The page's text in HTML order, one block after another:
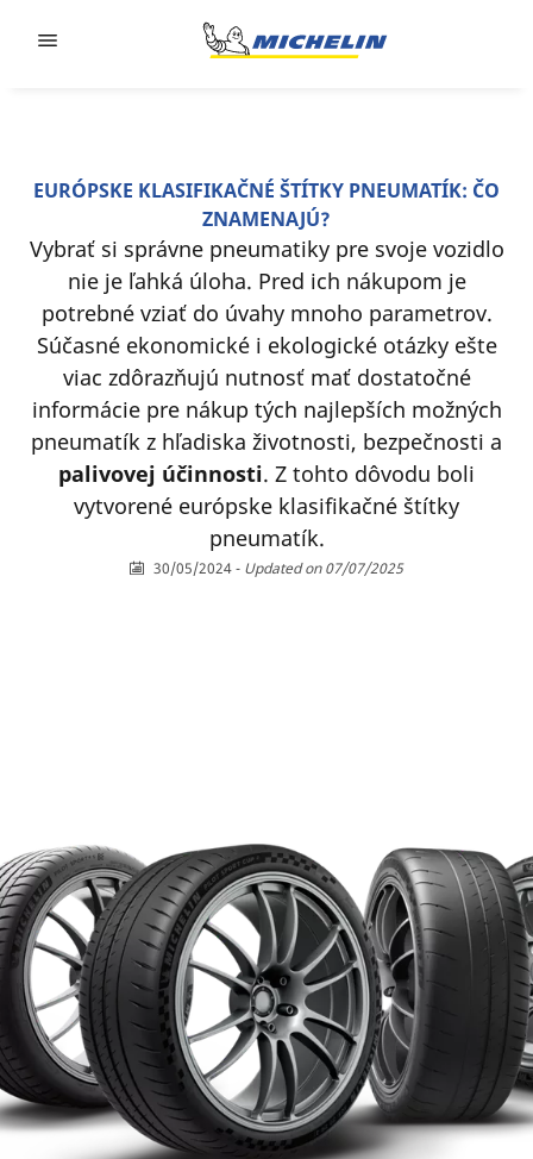
EURÓPSKE KLASIFIKAČNÉ ŠTÍTKY PNEUMATÍK: ČO
ZNAMENAJÚ?
Vybrať si správne pneumatiky pre svoje vozidlo
nie je ľahká úloha. Pred ich nákupom je
potrebné vziať do úvahy mnoho parametrov.
Súčasné ekonomické i ekologické otázky ešte
viac zdôrazňujú nutnosť mať dostatočné
informácie pre nákup tých najlepších možných
pneumatík z hľadiska životnosti, bezpečnosti a
palivovej účinnosti. Z tohto dôvodu boli
vytvorené európske klasifikačné štítky
pneumatík.
30/05/2024- Updated on 07/07/2025